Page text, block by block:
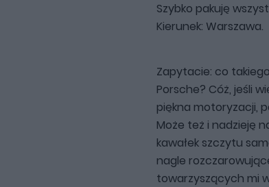
Szybko pakuję
Kierunek: Warszawa.
Zapytacie: co
Porsche? Cóż, jeśli
piękna motoryzacji,
Może też i nadzieję
kawałek szczytu
nagle
towarzyszących mi